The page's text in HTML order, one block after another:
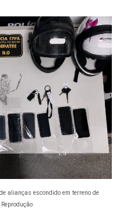
alianças escondido em terreno de